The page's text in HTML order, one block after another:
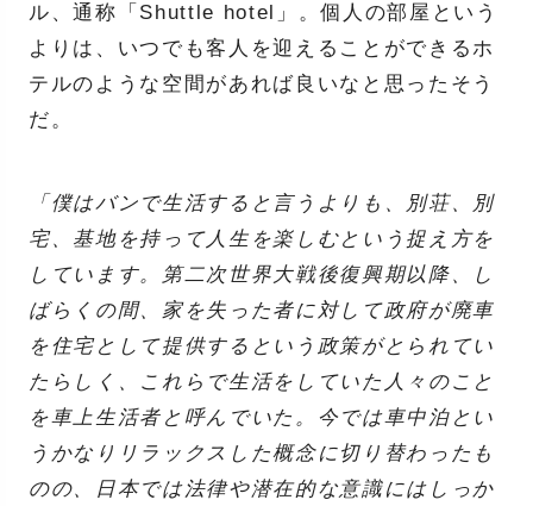
ル、通称「Shuttle hotel」。個人の部屋という
よりは、いつでも客人を迎えることができるホ
テルのような空間があれば良いなと思ったそう
だ。
「僕はバンで生活すると言うよりも、別荘、別
宅、基地を持って人生を楽しむという捉え方を
しています。第二次世界大戦後復興期以降、し
ばらくの間、家を失った者に対して政府が廃車
を住宅として提供するという政策がとられてい
たらしく、これらで生活をしていた人々のこと
を車上生活者と呼んでいた。今では車中泊とい
うかなりリラックスした概念に切り替わったも
のの、日本では法律や潜在的な意識にはしっか